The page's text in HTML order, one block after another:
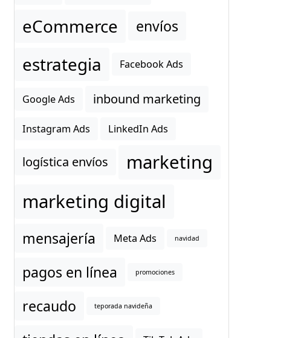
eCommerce envíos
estrategia Facebook Ads
Google Ads inbound marketing
Instagram Ads LinkedIn Ads
logística envíos
marketing
marketing digital
mensajería Meta Ads navidad
pagos en línea promociones
recaudo teporada navideña